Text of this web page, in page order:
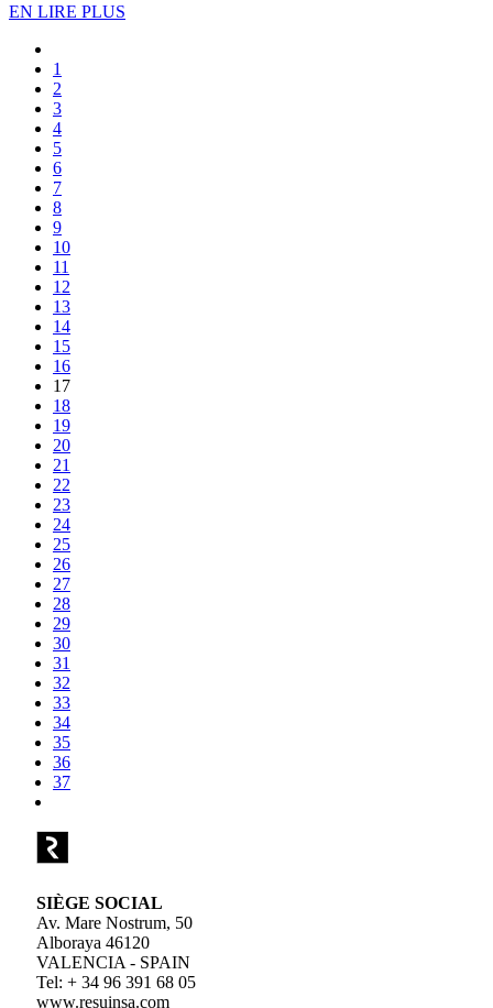
EN LIRE PLUS
1
2
3
4
5
6
7
8
9
10
11
12
13
14
15
16
17
18
19
20
21
22
23
24
25
26
27
28
29
30
31
32
33
34
35
36
37
SIÈGE SOCIAL
Av. Mare Nostrum, 50
Alboraya 46120
VALENCIA - SPAIN
Tel: + 34 96 391 68 05
www.resuinsa.com